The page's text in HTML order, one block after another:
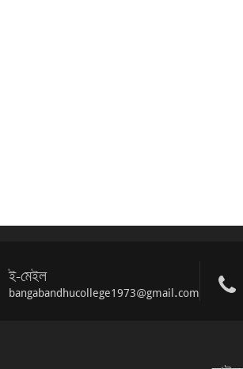
ই-মেইল
bangabandhucollege1973@gmail.com